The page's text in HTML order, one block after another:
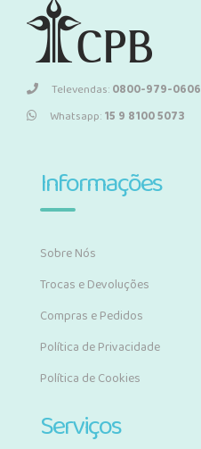
Televendas:0800-979-0606
Whatsapp:15 9 8100 5073
Informações
Sobre Nós
Trocas e Devoluções
Compras e Pedidos
Política de Privacidade
Política de Cookies
Serviços